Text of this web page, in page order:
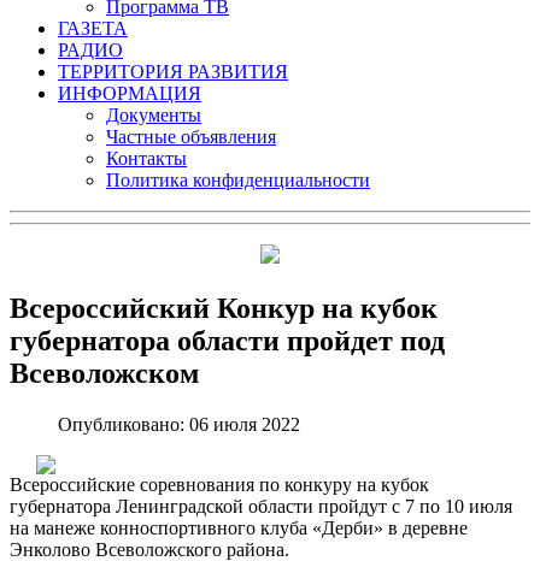
Программа ТВ
ГАЗЕТА
РАДИО
ТЕРРИТОРИЯ РАЗВИТИЯ
ИНФОРМАЦИЯ
Документы
Частные объявления
Контакты
Политика конфиденциальности
Всероссийский Конкур на кубок
губернатора области пройдет под
Всеволожском
Опубликовано: 06 июля 2022
Всероссийские соревнования по конкуру на кубок
губернатора Ленинградской области пройдут с 7 по 10 июля
на манеже конноспортивного клуба «Дерби» в деревне
Энколово Всеволожского района.